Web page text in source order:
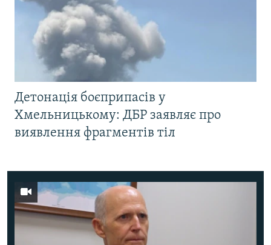
Детонація боєприпасів у
Хмельницькому: ДБР заявляє про
виявлення фрагментів тіл